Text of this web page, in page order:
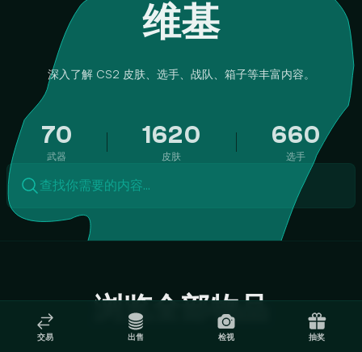
维基
深入了解 CS2 皮肤、选手、战队、箱子等丰富内容。
70
武器
1620
皮肤
660
选手
查找你需要的内容…
浏览全部物品
交易 出售 检视 抽奖